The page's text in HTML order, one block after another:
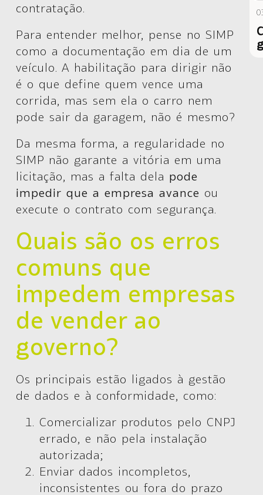
contratação.
Para entender melhor, pense no SIMP
como a documentação em dia de um
veículo. A habilitação para dirigir não
é o que define quem vence uma
corrida, mas sem ela o carro nem
pode sair da garagem, não é mesmo?
Da mesma forma, a regularidade no
SIMP não garante a vitória em uma
licitação, mas a falta dela pode
impedir que a empresa avance ou
execute o contrato com segurança.
Quais são os erros
comuns que
impedem empresas
de vender ao
governo?
Os principais estão ligados à gestão
de dados e à conformidade, como:
Comercializar produtos pelo CNPJ
errado, e não pela instalação
autorizada;
Enviar dados incompletos,
inconsistentes ou fora do prazo